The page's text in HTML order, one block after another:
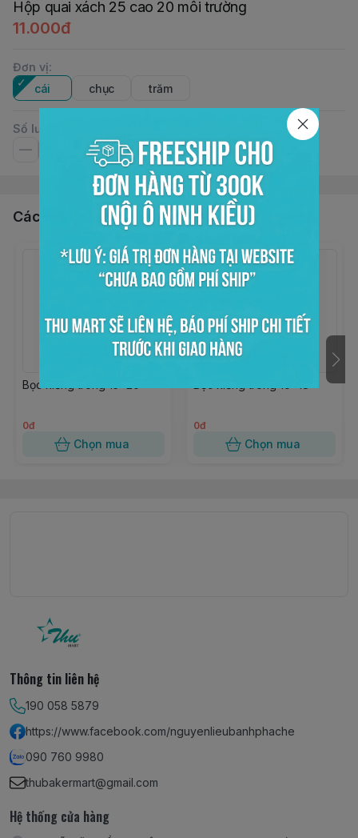
Hộp quai xách 25 cao 20 môi trường
11.000đ
Đơn vị:
cái
chục trăm
Số lượng
Các sản phẩm, dịch vụ khác
Bọc kiếng trong 15x20
0đ
Chọn mua
0đ
Chọn mua
Thông tin liên hệ
190 058 5879
https://www.facebook.com/nguyenlieubanhphache
090 760 9980
thubakermart@gmail.com
Hệ thống cửa hàng